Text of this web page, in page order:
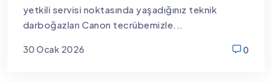
yetkili servisi noktasında yaşadığınız teknik
darboğazları Canon tecrübemizle...
30 Ocak 2026
0